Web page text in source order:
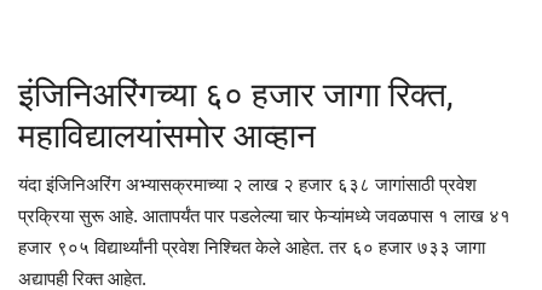
गॅलरी
Language
English Marathi
इंजिनिअरिंगच्या ६० हजार जागा रिक्त,
महाविद्यालयांसमोर आव्हान
यंदा इंजिनिअरिंग अभ्यासक्रमाच्या २ लाख २ हजार ६३८ जागांसाठी प्रवेश
प्रक्रिया सुरू आहे. आतापर्यंत पार पडलेल्या चार फेऱ्यांमध्ये जवळपास १ लाख ४१
हजार ९०५ विद्यार्थ्यांनी प्रवेश निश्चित केले आहेत. तर ६० हजार ७३३ जागा
अद्यापही रिक्त आहेत.